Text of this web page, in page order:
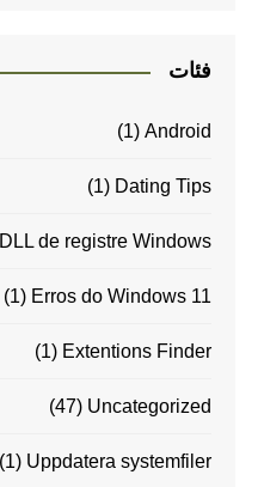
فئات
Android
(1)
Dating Tips
(1)
DLL de registre Windows
Erros do Windows 11
(1)
Extentions Finder
(1)
Uncategorized
(47)
Uppdatera systemfiler
(1)